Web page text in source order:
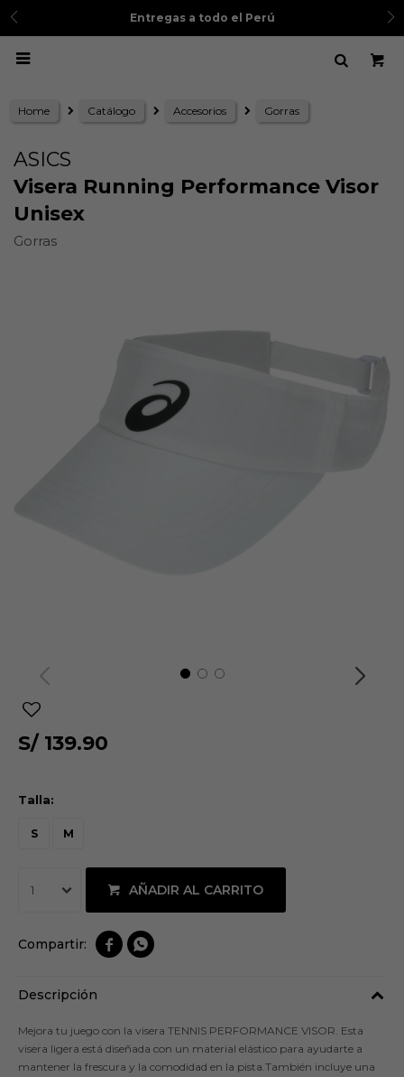
Entregas a todo el Perú

Home Catálogo Accesorios Gorras
ASICS
Visera Running Performance Visor
Unisex
Gorras
S/ 139.90
Talla:
S M
1 AÑADIR AL CARRITO
 
Descripción
Mejora tu juego con la visera TENNIS PERFORMANCE VISOR. Esta
visera ligera está diseñada con un material elástico para ayudarte a
mantener la frescura y la comodidad en la pista.También incluye una